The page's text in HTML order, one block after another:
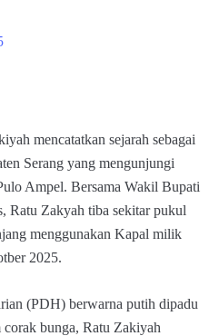
mencatatkan sejarah sebagai
Serang yang mengunjungi
Ampel. Bersama Wakil Bupati
Ratu Zakyah tiba sekitar pukul
menggunakan Kapal milik
2025.
(PDH) berwarna putih dipadu
bunga, Ratu Zakiyah